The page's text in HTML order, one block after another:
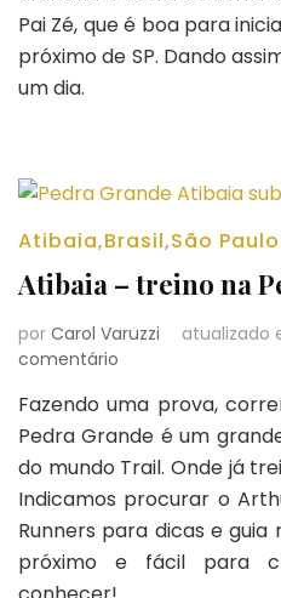
Parque
Estadual
do
Pai Zé, que é boa para
próximo de SP. Dando
um dia.
Atibaia,Brasil,São Paulo
Atibaia – treino na
por Carol Varuzzi atualizado
comentário
–
treino
na
Grande
Fazendo uma prova,
Pedra Grande é um
do mundo Trail. Onde já
Indicamos procurar o
Runners para dicas e guia
próximo e fácil para